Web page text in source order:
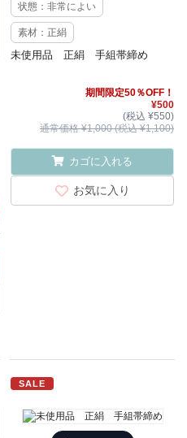
状態：非常によい
素材：正絹
未使用品 正絹 手組帯締め
期間限定50％OFF！
¥500
(税込 ¥550)
通常価格 ¥1,000 (税込 ¥1,100)
カゴに入れる
お気に入り
SALE